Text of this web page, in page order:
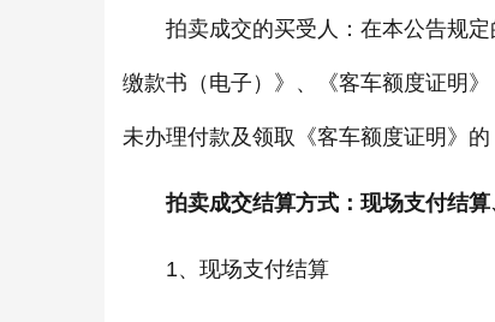
拍卖成交的买受人：在本公告规定
缴款书（电子）》、《客车额度证明
未办理付款及领取《客车额度证明》
拍卖成交结算方式：现场支付结算
1、现场支付结算